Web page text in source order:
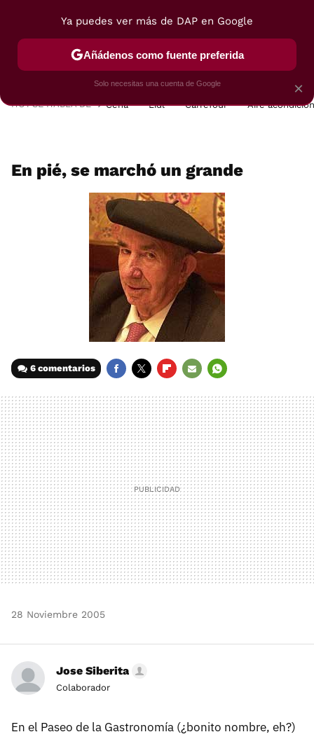
POSTRES VIAJES SELECCIÓN VEGUI
HOY SE HABLA DE Cena Lidl Carrefour Aire
En pié, se marchó un grande
6 comentarios
MAIL
28 Noviembre 2005
Jose Siberita
Colaborador
En el Paseo de la Gastronomía (¿bonito nombre, eh?)
×
Ya puedes ver más de DAP en Google
Añádenos como fuente preferida
Solo necesitas una cuenta de Google